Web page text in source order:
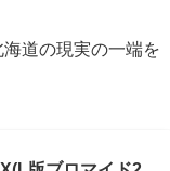
道の現実の一端を